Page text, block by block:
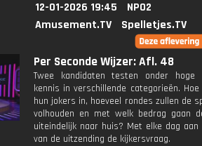
12-01-2026 19:45
NPO2
Amusement.TV
Spelletjes.TV
Per Seconde Wijzer: Afl. 48
Twee kandidaten testen onder hoge
kennis in verschillende categorieën.
hun jokers in, hoeveel rondes zullen de
volhouden en met welk bedrag gaan
uiteindelijk naar huis? Met elke dag
van de uitzending de kijkersvraag.